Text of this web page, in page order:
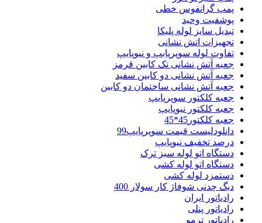
پمپ گرانفوس خطی
پوشفیت وحید
تبدیل سایز لوله پلیکا
تجهیزات اتش نشانی
تفاوت لوله سوپرپابپ و نیوپایپ
جعبه آتش نشانی تک کابین قرمز
جعبه آتش نشانی دو کابین سفید
جعبه آتش نشانی ساختمان دو کابین
جعبه کلکتور سوپرپایپ
جعبه کلکتور نیوپایپ
جعبه کلکتور45*45
دانلودلیست قیمت سوپرپایپ99
درصد تخفیف نیوپایپ
دستگاه اتو لوله سبز ترک
دستگاه اتو لوله کشی
دستمزد لوله کشی
دیگ چدنی شوفاژ کار سولار 400
رادیاتور ایران
رادیاتور پنلی
رادیاتور ترمو